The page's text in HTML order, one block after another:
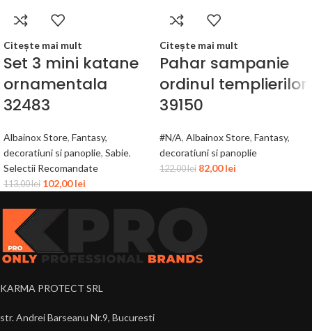
Citește mai mult
Set 3 mini katane
ornamentala
32483
Albainox Store, Fantasy,
decoratiuni si panoplie, Sabie,
Selectii Recomandate
113,00lei 102,00lei
Citește mai mult
Pahar sampanie
ordinul templierilor
39150
#N/A, Albainox Store, Fantasy,
decoratiuni si panoplie
122,00lei 82,00lei
KARMA PROTECT SRL
str. Andrei Barseanu Nr.9, Bucuresti